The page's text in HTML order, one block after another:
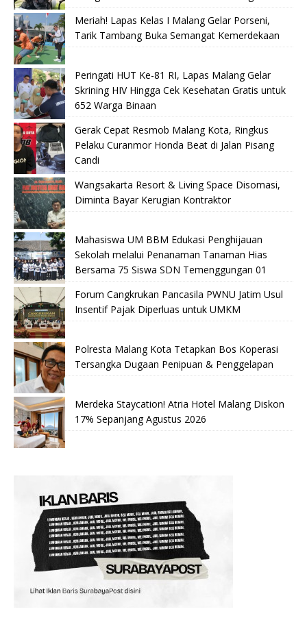
Meriah! Lapas Kelas I Malang Gelar Porseni,
Tarik Tambang Buka Semangat Kemerdekaan
Peringati HUT Ke-81 RI, Lapas Malang Gelar
Skrining HIV Hingga Cek Kesehatan Gratis untuk
652 Warga Binaan
Gerak Cepat Resmob Malang Kota, Ringkus
Pelaku Curanmor Honda Beat di Jalan Pisang
Candi
Wangsakarta Resort & Living Space Disomasi,
Diminta Bayar Kerugian Kontraktor
Mahasiswa UM BBM Edukasi Penghijauan
Sekolah melalui Penanaman Tanaman Hias
Bersama 75 Siswa SDN Temenggungan 01
Forum Cangkrukan Pancasila PWNU Jatim Usul
Insentif Pajak Diperluas untuk UMKM
Polresta Malang Kota Tetapkan Bos Koperasi
Tersangka Dugaan Penipuan & Penggelapan
Merdeka Staycation! Atria Hotel Malang Diskon
17% Sepanjang Agustus 2026